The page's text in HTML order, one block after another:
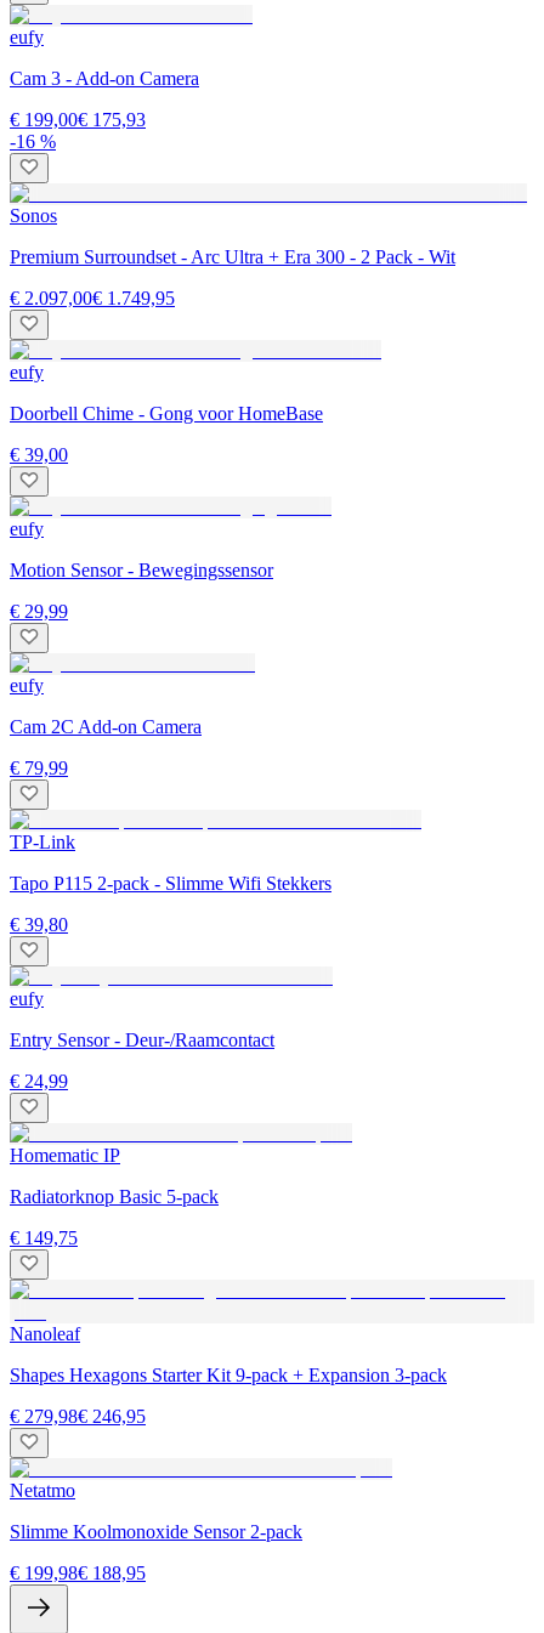
eufy
Cam 3 - Add-on Camera
€ 199,00€ 175,93
-16 %
Sonos
Premium Surroundset - Arc Ultra + Era 300 - 2 Pack - Wit
€ 2.097,00€ 1.749,95
eufy
Doorbell Chime - Gong voor HomeBase
€ 39,00
eufy
Motion Sensor - Bewegingssensor
€ 29,99
eufy
Cam 2C Add-on Camera
€ 79,99
TP-Link
Tapo P115 2-pack - Slimme Wifi Stekkers
€ 39,80
eufy
Entry Sensor - Deur-/Raamcontact
€ 24,99
Homematic IP
Radiatorknop Basic 5-pack
€ 149,75
Nanoleaf
Shapes Hexagons Starter Kit 9-pack + Expansion 3-pack
€ 279,98€ 246,95
Netatmo
Slimme Koolmonoxide Sensor 2-pack
€ 199,98€ 188,95